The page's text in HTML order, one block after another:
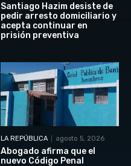
Santiago Hazim desiste de
pedir arresto domiciliario y
acepta continuar en
prisión preventiva
LA REPÚBLICA agosto 5, 2026
Abogado afirma que el
nuevo Código Penal